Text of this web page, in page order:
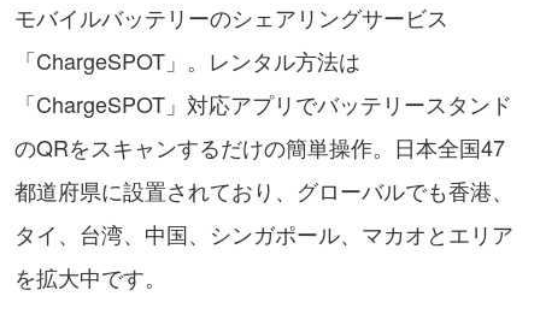
モバイルバッテリーのシェアリングサービス
「ChargeSPOT」。レンタル方法は
「ChargeSPOT」対応アプリでバッテリースタンド
のQRをスキャンするだけの簡単操作。日本全国47
都道府県に設置されており、グローバルでも香港、
タイ、台湾、中国、シンガポール、マカオとエリア
を拡大中です。